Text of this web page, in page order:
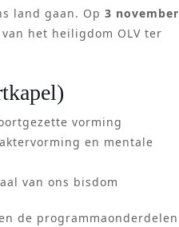
land gaan. Op 3 november
het heiligdom OLV ter
vorming
en mentale
van ons bisdom
de programmaonderdelen